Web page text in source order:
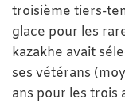
troisième tiers-
glace pour les
kazakhe avait
ses vétérans
ans pour les trois